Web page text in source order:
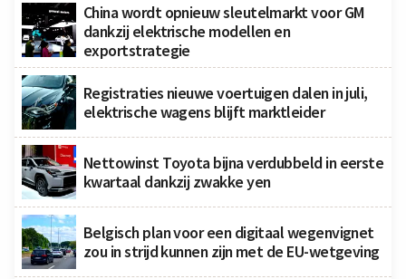
China wordt opnieuw sleutelmarkt voor GM
dankzij elektrische modellen en
exportstrategie
Registraties nieuwe voertuigen dalen in juli,
elektrische wagens blijft marktleider
Nettowinst Toyota bijna verdubbeld in eerste
kwartaal dankzij zwakke yen
Belgisch plan voor een digitaal wegenvignet
zou in strijd kunnen zijn met de EU-wetgeving